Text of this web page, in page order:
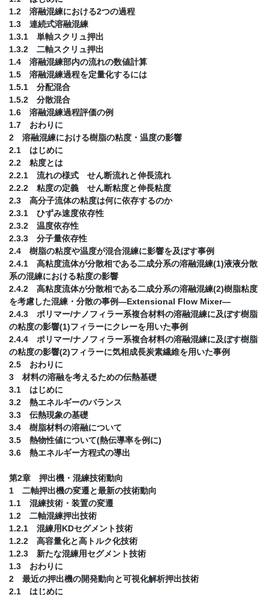
1.2 溶融混練における2つの過程
1.3 連続式溶融混練
1.3.1 単軸スクリュ押出
1.3.2 二軸スクリュ押出
1.4 溶融混練部内の流れの数値計算
1.5 溶融混練過程を定量化するには
1.5.1 分配混合
1.5.2 分散混合
1.6 溶融混練過程評価の例
1.7 おわりに
2 溶融混練における樹脂の粘度・温度の影響
2.1 はじめに
2.2 粘度とは
2.2.1 流れの様式 せん断流れと伸長流れ
2.2.2 粘度の定義 せん断粘度と伸長粘度
2.3 高分子流体の粘度は何に依存するのか
2.3.1 ひずみ速度依存性
2.3.2 温度依存性
2.3.3 分子量依存性
2.4 樹脂の粘度や温度が混合混練に影響を及ぼす事例
2.4.1 高粘度流体が分散相である二成分系の溶融混練(1)液液分散
系の混練における粘度の影響
2.4.2 高粘度流体が分散相である二成分系の溶融混練(2)樹脂粘度
を考慮した混練・分散の事例―Extensional Flow Mixer―
2.4.3 ポリマー/ナノフィラー系複合材料の溶融混練に及ぼす樹脂
の粘度の影響(1)フィラーにクレーを用いた事例
2.4.4 ポリマー/ナノフィラー系複合材料の溶融混練に及ぼす樹脂
の粘度の影響(2)フィラーに気相成長炭素繊維を用いた事例
2.5 おわりに
3 材料の溶融を考えるための伝熱基礎
3.1 はじめに
3.2 熱エネルギーのバランス
3.3 伝熱現象の基礎
3.4 樹脂材料の溶融について
3.5 熱物性値について(熱伝導率を例に)
3.6 熱エネルギー方程式の導出
第2章 押出機・混練技術動向
1 二軸押出機の変遷と最新の技術動向
1.1 混練技術・装置の変遷
1.2 二軸混練押出技術
1.2.1 混練用KDセグメント技術
1.2.2 高容量化と高トルク化技術
1.2.3 新たな混練用セグメント技術
1.3 おわりに
2 最近の押出機の開発動向と可視化解析押出技術
2.1 はじめに